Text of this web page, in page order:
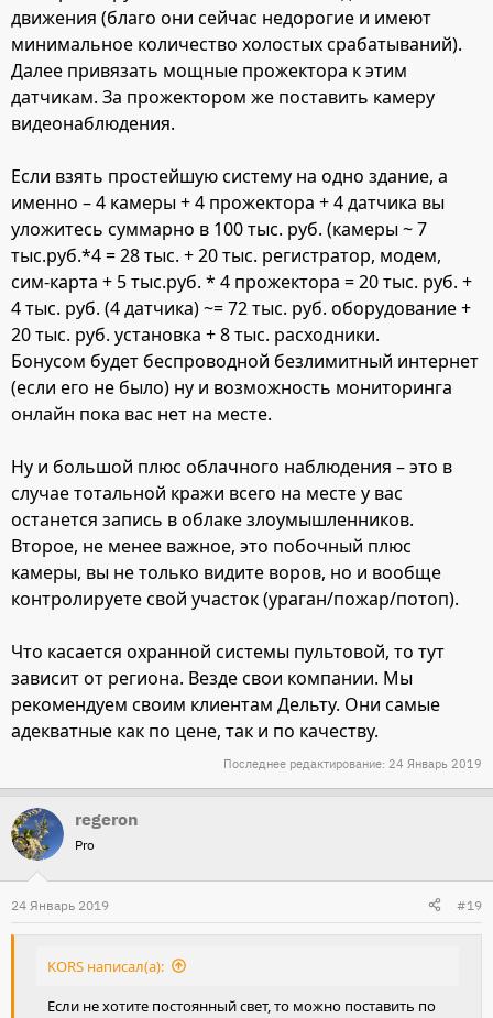
движения (благо они сейчас недорогие и имеют
минимальное количество холостых срабатываний).
Далее привязать мощные прожектора к этим
датчикам. За прожектором же поставить камеру
видеонаблюдения.
Если взять простейшую систему на одно здание, а
именно – 4 камеры + 4 прожектора + 4 датчика вы
уложитесь суммарно в 100 тыс. руб. (камеры ~ 7
тыс.руб.*4 = 28 тыс. + 20 тыс. регистратор, модем,
сим-карта + 5 тыс.руб. * 4 прожектора = 20 тыс. руб. +
4 тыс. руб. (4 датчика) ~= 72 тыс. руб. оборудование +
20 тыс. руб. установка + 8 тыс. расходники.
Бонусом будет беспроводной безлимитный интернет
(если его не было) ну и возможность мониторинга
онлайн пока вас нет на месте.
Ну и большой плюс облачного наблюдения – это в
случае тотальной кражи всего на месте у вас
останется запись в облаке злоумышленников.
Второе, не менее важное, это побочный плюс
камеры, вы не только видите воров, но и вообще
контролируете свой участок (ураган/пожар/потоп).
Что касается охранной системы пультовой, то тут
зависит от региона. Везде свои компании. Мы
рекомендуем своим клиентам Дельту. Они самые
адекватные как по цене, так и по качеству.
Последнее редактирование: 24 Январь 2019
regeron
Pro
24 Январь 2019 #19
KORS написал(а):
Если не хотите постоянный свет, то можно поставить по